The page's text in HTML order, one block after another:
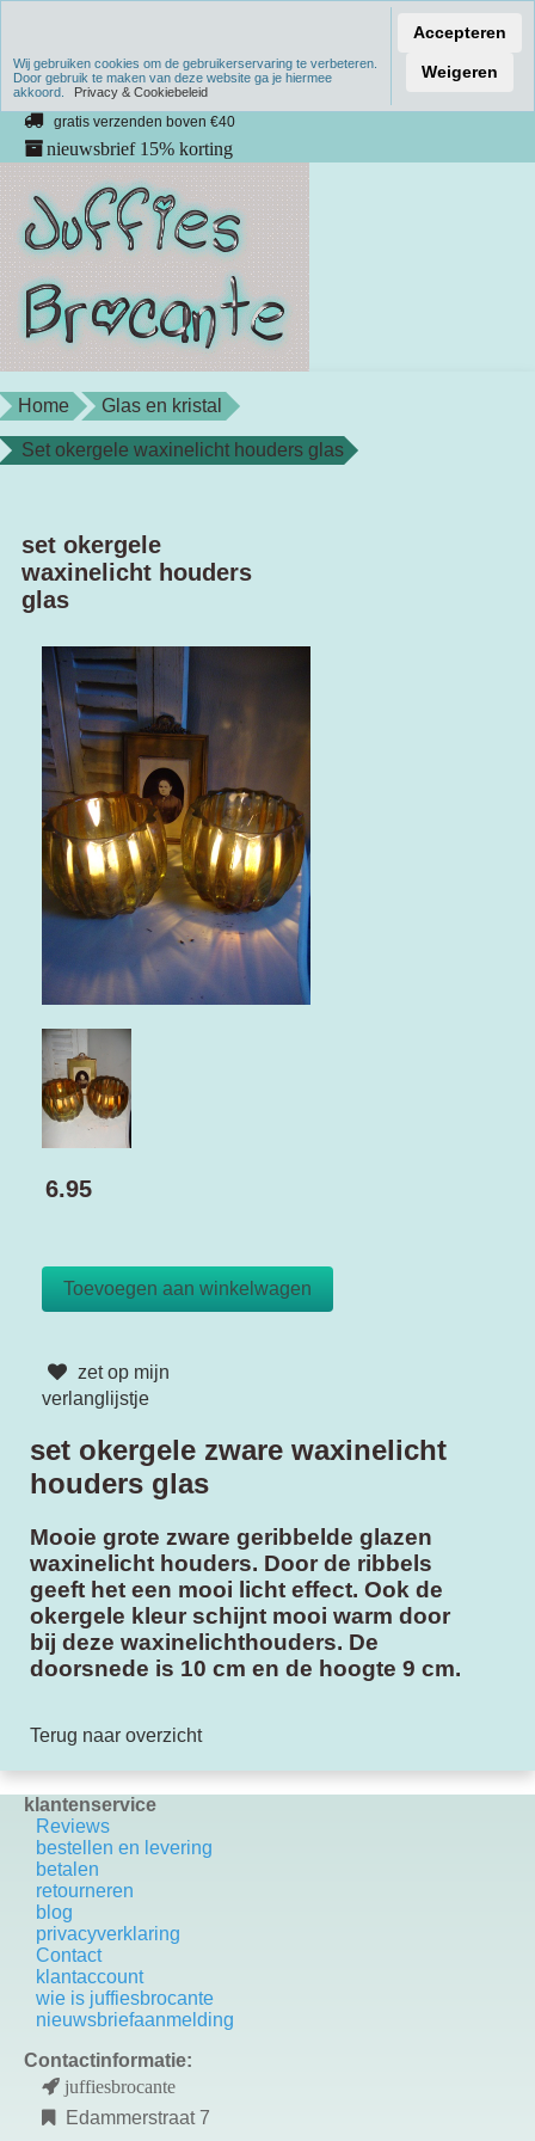
Verzenden binnen 1 werkdag
unieke producten
gratis verzenden boven €40
nieuwsbrief 15% korting
Home Glas en kristal
Set okergele waxinelicht houders glas
set okergele
waxinelicht houders
glas
6.95
zet op mijn
verlanglijstje
set okergele zware waxinelicht
houders glas
Mooie grote zware geribbelde glazen
waxinelicht houders. Door de ribbels
geeft het een mooi licht effect. Ook de
okergele kleur schijnt mooi warm door
bij deze waxinelichthouders. De
doorsnede is 10 cm en de hoogte 9 cm.
Terug naar overzicht
klantenservice
Reviews
bestellen en levering
betalen
retourneren
blog
privacyverklaring
Contact
k lantaccount
wie is juffiesbrocante
nieuwsbriefaanmelding
Contactinformatie:
juffiesbrocante
Edammerstraat 7
Wij gebruiken cookies om de gebruikerservaring te verbeteren.
Door gebruik te maken van deze website ga je hiermee
akkoord.
Privacy & Cookiebeleid
Accepteren
Weigeren